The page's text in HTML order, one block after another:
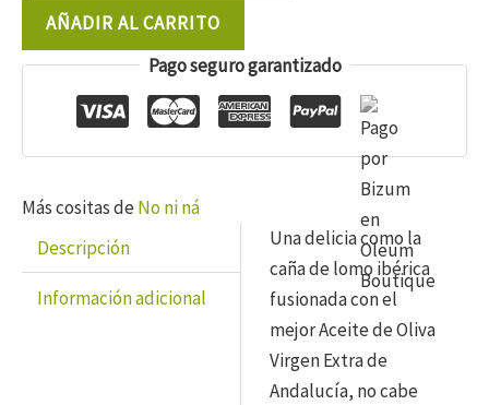
de
lomo
ibérico
Aove
100
AÑADIR AL CARRITO
Pago seguro garantizado
Más cositas deNo ni ná
Descripción
Información adicional
Una delicia como la
caña de lomo ibérica
fusionada con el
mejor Aceite de Oliva
Virgen Extra de
Andalucía, no cabe